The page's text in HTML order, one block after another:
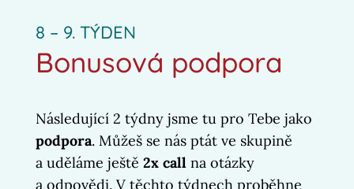
8 – 9. TÝDEN
Bonusová podpora
Následující 2 týdny jsme tu pro Tebe jako
podpora. Můžeš se nás ptát ve skupině
a uděláme ještě 2x callna otázky
a odpovědi. V těchto týdnech proběhne